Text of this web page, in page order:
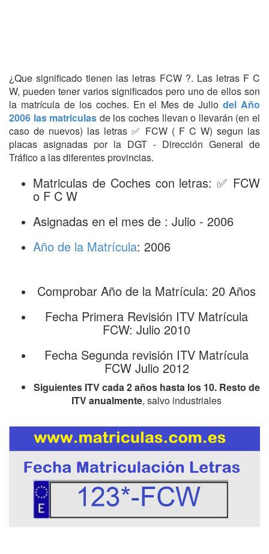
¿Que significado tienen las letras FCW ?. Las letras F C
W, pueden tener varios significados pero uno de ellos son
la matrícula de los coches. En el Mes de Juliodel Año
2006 las matriculas de los coches llevan o llevarán (en el
caso de nuevos) las letras ✅ FCW ( F C W) segun las
placas asignadas por la DGT - Dirección General de
Tráfico a las diferentes provincias.
Matriculas de Coches con letras: ✅ FCW
o F C W
Asignadas en el mes de : Julio - 2006
Año de la Matrícula: 2006
Comprobar Año de la Matrícula: 20 Años
Fecha Primera Revisión ITV Matrícula
FCW: Julio 2010
Fecha Segunda revisión ITV Matrícula
FCW Julio 2012
Siguientes ITV cada 2 años hasta los 10. Resto de
ITV anualmente, salvo industriales